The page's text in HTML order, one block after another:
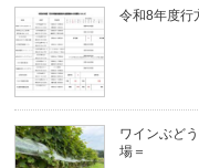
令和8年度行
ワインぶど
場＝